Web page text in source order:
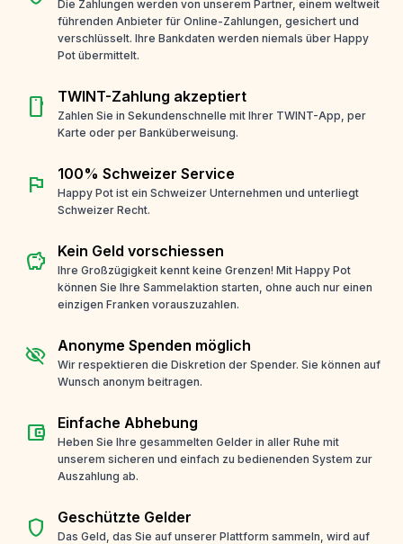
Die Zahlungen werden von unserem Partner, einem weltweit
führenden Anbieter für Online-Zahlungen, gesichert und
verschlüsselt. Ihre Bankdaten werden niemals über Happy
Pot übermittelt.
smartphone TWINT-Zahlung akzeptiert
Zahlen Sie in Sekundenschnelle mit Ihrer TWINT-App, per
Karte oder per Banküberweisung.
flag 100% Schweizer Service
Happy Pot ist ein Schweizer Unternehmen und unterliegt
Schweizer Recht.
savings Kein Geld vorschiessen
Ihre Großzügigkeit kennt keine Grenzen! Mit Happy Pot
können Sie Ihre Sammelaktion starten, ohne auch nur einen
einzigen Franken vorauszuzahlen.
visibility_off Anonyme Spenden möglich
Wir respektieren die Diskretion der Spender. Sie können auf
Wunsch anonym beitragen.
account_balance_wallet Einfache Abhebung
Heben Sie Ihre gesammelten Gelder in aller Ruhe mit
unserem sicheren und einfach zu bedienenden System zur
Auszahlung ab.
shield Geschützte Gelder
Das Geld, das Sie auf unserer Plattform sammeln, wird auf